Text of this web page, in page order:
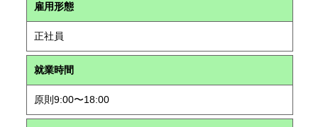
雇用形態
正社員
就業時間
原則9:00〜18:00